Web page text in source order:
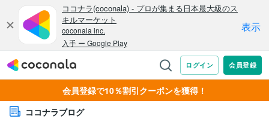
会員登録で10％割引クーポンを獲得！
ココナラブログ